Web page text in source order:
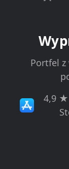
Portfel z
4,9 ★